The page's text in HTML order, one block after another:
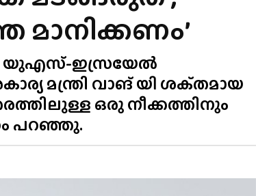
മാനിക്കണം’
യുഎസ്-ഇസ്രയേൽ
മന്ത്രി വാങ് യി ശക്‌തമായ
ഒരു നീക്കത്തിനും
പറഞ്ഞു.